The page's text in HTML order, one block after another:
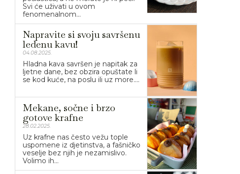
Svi će uživati u ovom
fenomenalnom...
Napravite si svoju savršenu
ledenu kavu!
04.08.2025.
Hladna kava savršen je napitak za
ljetne dane, bez obzira opuštate li
se kod kuće, na poslu ili uz more....
Mekane, sočne i brzo
gotove krafne
28.02.2025.
Uz krafne nas često vežu tople
uspomene iz djetinstva, a fašničko
veselje bez njih je nezamislivo.
Volimo ih...